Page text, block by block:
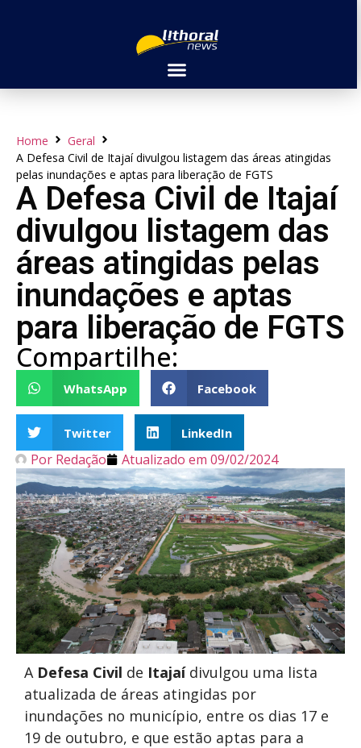
Home
Geral
A Defesa Civil de Itajaí divulgou listagem das áreas atingidas
pelas inundações e aptas para liberação de FGTS
A Defesa Civil de Itajaí
divulgou listagem das
áreas atingidas pelas
inundações e aptas
para liberação de FGTS
Compartilhe:
WhatsApp Facebook
Twitter LinkedIn
Por Redação Atualizado em 09/02/2024
A Defesa Civil de Itajaídivulgou uma lista
atualizada de áreas atingidas por
inundações no município, entre os dias 17 e
19 de outubro, e que estão aptas para a